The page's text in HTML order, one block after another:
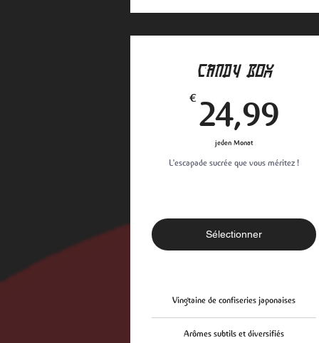
CANDY BOX
€ 24,99
jeden Monat
L'escapade sucrée que vous méritez !
Sélectionner
Vingtaine de confiseries japonaises
Arômes subtils et diversifiés